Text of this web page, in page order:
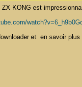
KONG est
et en savoir